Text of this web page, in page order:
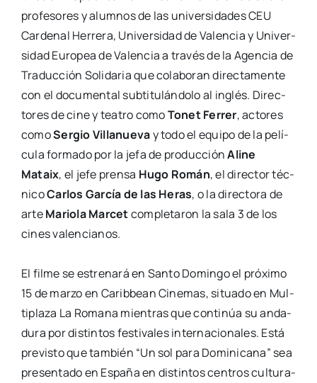
pro­fe­so­res y alum­nos de las uni­ver­si­da­des CEU
Car­de­nal Herre­ra, Uni­ver­si­dad de Valen­cia y Uni­ver­
si­dad Euro­pea de Valen­cia a tra­vés de la Agen­cia de
Tra­duc­ción Soli­da­ria que cola­bo­ran direc­ta­men­te
con el docu­men­tal sub­ti­tu­lán­do­lo al inglés. Direc­
to­res de cine y tea­tro comoTonet Ferrer,acto­res
comoSer­gio Villa­nue­vay todo el equi­po de la pelí­
cu­la for­ma­do por la jefa de pro­duc­ciónAli­ne
Mataix, el jefe pren­sa Hugo Román, el direc­tor téc­
ni­coCar­los Gar­cíade las Heras, o la direc­to­ra de
arteMario­la Mar­cetcom­ple­ta­ron la sala 3 de los
cinesvalen­cia­nos.
El fil­me se estre­na­rá en San­to Domin­go el pró­xi­mo
15 de mar­zo en Carib­beanCine­mas, situa­do en Mul­
ti­pla­za La Roma­na mien­tras que con­ti­núa su anda­
du­ra pordis­tin­tos fes­ti­va­les inter­na­cio­na­les. Está
pre­vis­to que tam­bién “Un sol para Domi­ni­ca­na” sea
pre­sen­ta­do en Espa­ña en dis­tin­tos cen­tros cul­tu­ra­